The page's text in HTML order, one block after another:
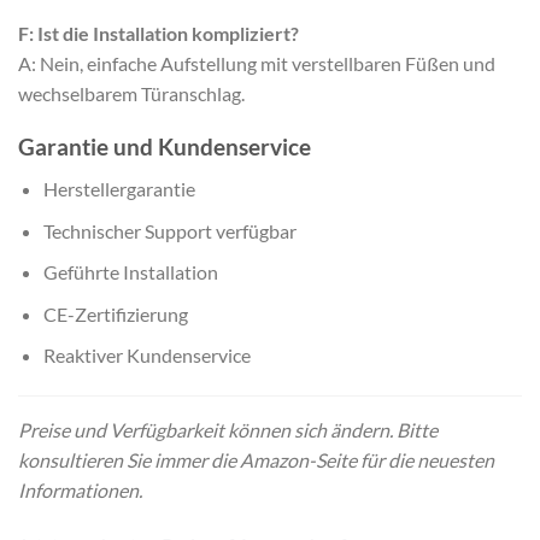
F: Ist die Installation kompliziert?
A: Nein, einfache Aufstellung mit verstellbaren Füßen und
wechselbarem Türanschlag.
Garantie und Kundenservice
Herstellergarantie
Technischer Support verfügbar
Geführte Installation
CE-Zertifizierung
Reaktiver Kundenservice
Preise und Verfügbarkeit können sich ändern. Bitte
konsultieren Sie immer die Amazon-Seite für die neuesten
Informationen.